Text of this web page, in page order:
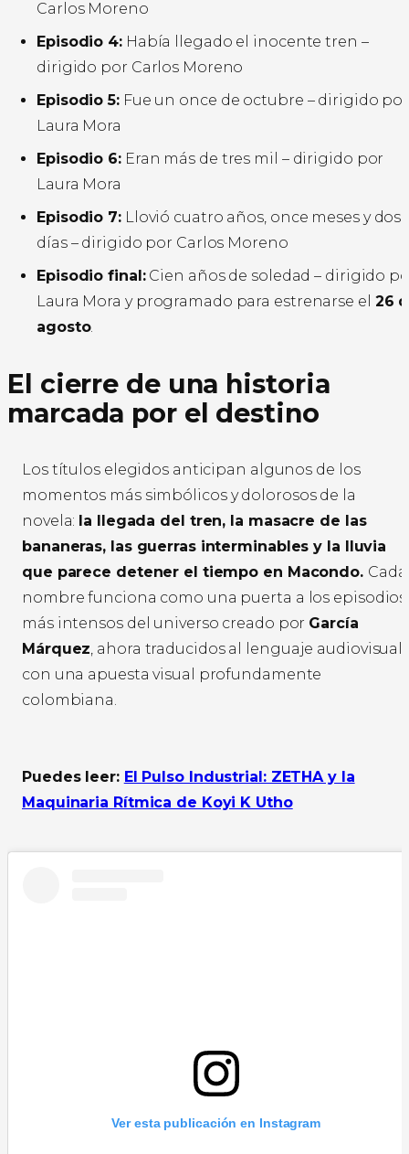
Carlos Moreno
Episodio 4:Había llegado el inocente tren –
dirigido por Carlos Moreno
Episodio 5:Fue un once de octubre – dirigido por
Laura Mora
Episodio 6:Eran más de tres mil – dirigido por
Laura Mora
Episodio 7:Llovió cuatro años, once meses y dos
días – dirigido por Carlos Moreno
Episodio final:Cien años de soledad – dirigido
Laura Mora y programado para estrenarse el 26
agosto.
El cierre de una historia
marcada por el destino
Los títulos elegidos anticipan algunos de los
momentos más simbólicos y dolorosos de la
novela: la llegada del tren, la masacre de las
bananeras, las guerras interminables y la lluvia
que parece detener el tiempo en Macondo. Cada
nombre funciona como una puerta a los episodios
más intensos del universo creado por García
Márquez, ahora traducidos al lenguaje audiovisual
con una apuesta visual profundamente
colombiana.
Puedes leer: El Pulso Industrial: ZETHA y la
Maquinaria Rítmica de Koyi K Utho
Ver esta publicación en Instagram